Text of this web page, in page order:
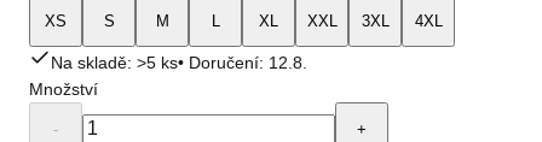
XS S M L XL XXL 3XL 4XL
Na skladě: >5 ks• Doručení: 12.8.
Množství
- +